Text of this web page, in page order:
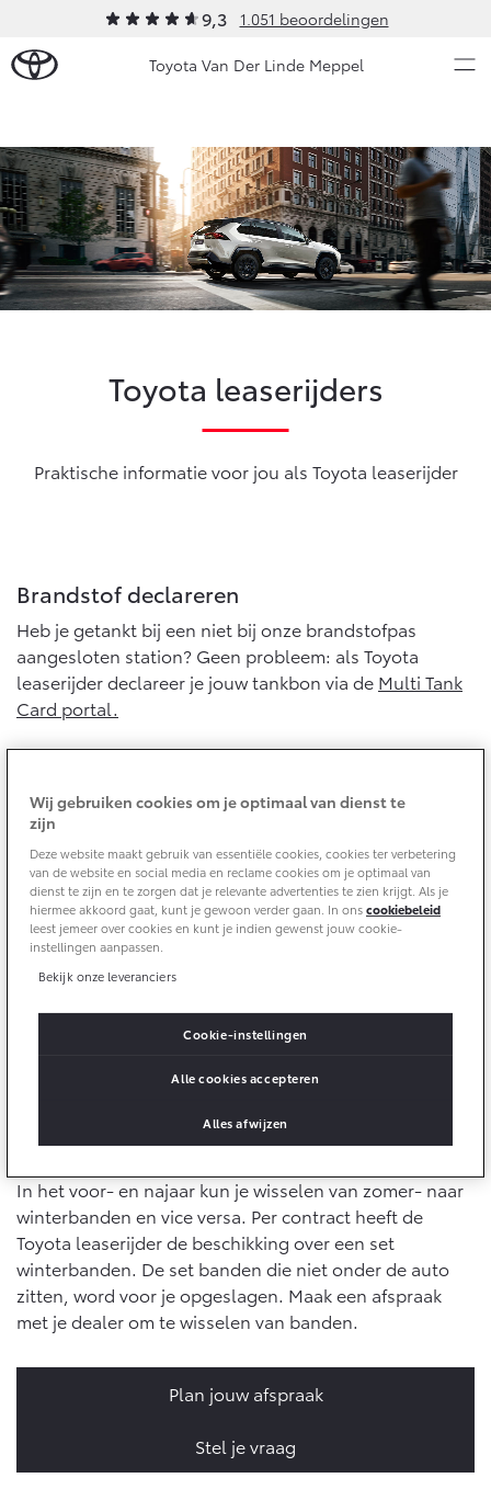
9,3 1.051 beoordelingen
Toyota Van Der Linde Meppel
Ons bedrijf
Ons bedrijf
Onze medewerkers
Klantbeoordelingen
Modellen
Aygo X
HYBRIDE
Yaris
HYBRIDE
Vanaf € 31.895,-
HYBRIDE
Vanaf € 33.495,-
HYBRIDE
Vanaf € 39.995,-
Toyota C-HR
HYBRIDE
Vanaf € 36.495,-
Toyota C-HR+
BATTERIJ-ELEKTRISCH
RAV4
PLUG-IN HYBRIDE
Vanaf € 49.995,-
Occasions
Onderhoud
Service & Onderhoud
APK
Airco check
Vakantiecheck
Hybride Zekerheid Controle
Schade & Garantie
Toyota Pechhulp
Schade & Glasherstel
10 jaar Toyota garantie
10 jaar batterijgarantie
Toyota fabrieksgarantie
Onderdelen
Accessoires
Banden
Connected
Multimedia
Diensten
Bereken je maandbedrag
Private Lease voor ZZP
Financieren
Toyota Betaalplan
Oplaadservice
Thuislaadpakketten
Laadpas
Energie en slim laden
Toyota Autoverzekering
Toyota Hybride Autoverzekering
Zakelijk
Toyota voor de zaak
Leaserijder
ZZP
Leasen
Financial Lease
Operational Lease
Bedrijfswagens
Bedrijfswagens op maat
Verzekeren
Werkplaatsafspraak maken
Contact en Route
Schade melden
Vraag een brochure aan
Bekijk de verwachte modellen
Toyota leaserijders
Praktische informatie voor jou als Toyota leaserijder
Brandstof declareren
Heb je getankt bij een niet bij onze brandstofpas
aangesloten station? Geen probleem: als Toyota
leaserijder declareer je jouw tankbon via de Multi Tank
Card portal.
Onderhoud en reparatie
Voor onderhoud en reparatie maak je als Toyota
leaserijder een afspraak bij jouw Toyota dealer. De
dealer regelt de afwikkeling voor de in het contract
opgenomen posten. Vragen met betrekking tot
stellen. Gebruik daarvoor de rode button 'Vraag stellen
In het voor- en najaar kun je wisselen van zomer- naar
winterbanden en vice versa. Per contract heeft de
Toyota leaserijder de beschikking over een set
winterbanden. De set banden die niet onder de auto
zitten, word voor je opgeslagen. Maak een afspraak
met je dealer om te wisselen van banden.
Plan jouw afspraak
Stel je vraag
Wij gebruiken cookies om je optimaal van dienst te
zijn
Deze website maakt gebruik van essentiële cookies, cookies ter verbetering
van de website en social media en reclame cookies om je optimaal van
dienst te zijn en te zorgen dat je relevante advertenties te zien krijgt. Als je
hiermee akkoord gaat, kunt je gewoon verder gaan. In onscookiebeleid
leest jemeer over cookies en kunt je indien gewenst jouw cookie-
instellingen aanpassen.
Bekijk onze leveranciers
Cookie-instellingen
Alles afwijzen
Alle cookies accepteren